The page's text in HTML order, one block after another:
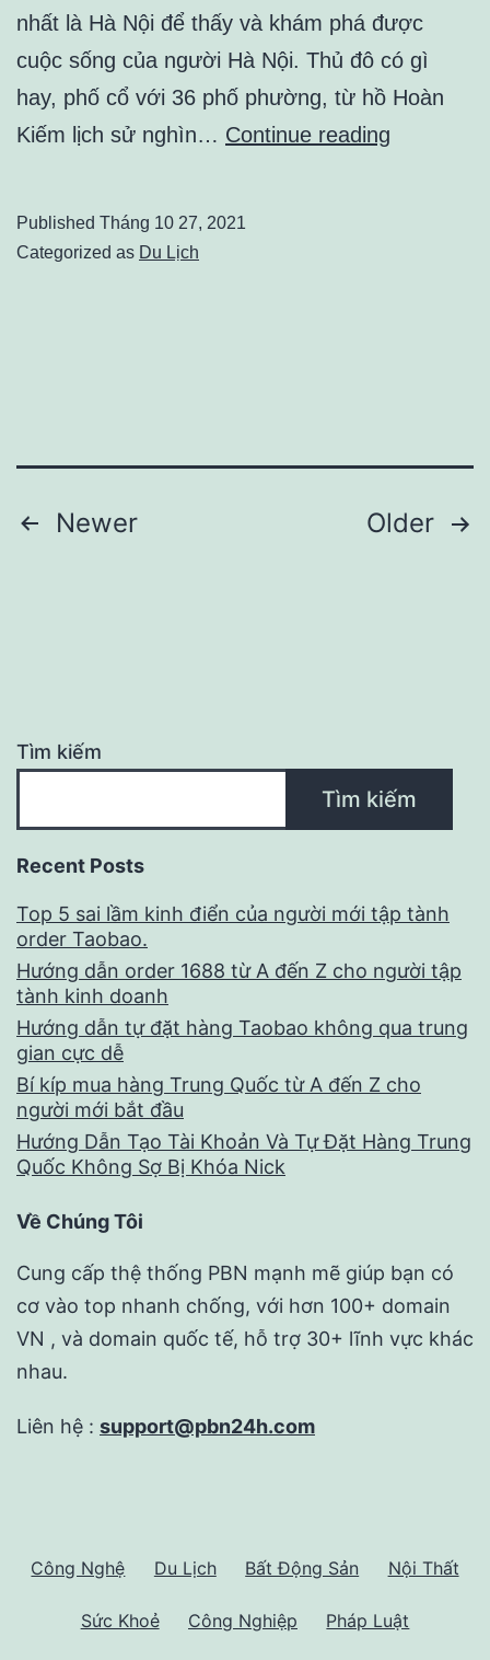
nhất là Hà Nội để thấy và khám phá được
cuộc sống của người Hà Nội. Thủ đô có gì
hay, phố cổ với 36 phố phường, từ hồ Hoàn
Kiếm lịch sử nghìn… Continue reading
phòng
Published Tháng 10 27, 2021
Categorized as Du Lịch
Phân
Newer Older
Tìm kiếm
Tìm kiếm
Recent Posts
Top 5 sai lầm kinh điển của người mới tập tành
order Taobao.
Hướng dẫn order 1688 từ A đến Z cho người tập
tành kinh doanh
Hướng dẫn tự đặt hàng Taobao không qua trung
gian cực dễ
Bí kíp mua hàng Trung Quốc từ A đến Z cho
người mới bắt đầu
Hướng Dẫn Tạo Tài Khoản Và Tự Đặt Hàng Trung
Quốc Không Sợ Bị Khóa Nick
Về Chúng Tôi
Cung cấp thệ thống PBN mạnh mẽ giúp bạn có
cơ vào top nhanh chống, với hơn 100+ domain
VN , và domain quốc tế, hỗ trợ 30+ lĩnh vực khác
nhau.
Liên hệ : support@pbn24h.com
Công Nghệ Du Lịch Bất Động Sản Nội Thất
Sức Khoẻ Công Nghiệp Pháp Luật